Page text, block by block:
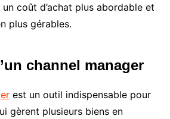
coût d’achat plus abordable et
plus gérables.
channel manager
est un outil indispensable pour
gèrent plusieurs biens en